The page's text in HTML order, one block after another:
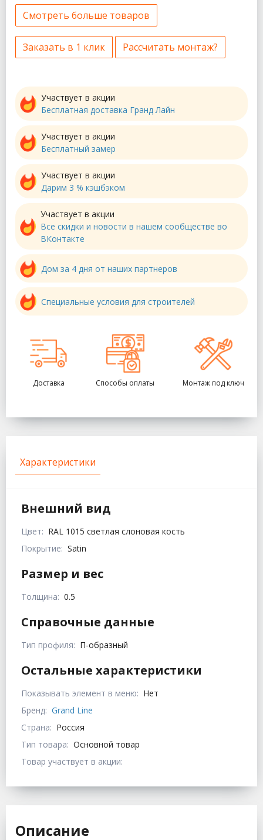
Смотреть больше товаров
Заказать в 1 клик Рассчитать монтаж?
Участвует в акции
Бесплатная доставка Гранд Лайн
Участвует в акции
Бесплатный замер
Участвует в акции
Дарим 3 % кэшбэком
Участвует в акции
Все скидки и новости в нашем сообществе во
ВКонтакте
Дом за 4 дня от наших партнеров
Специальные условия для строителей
Доставка Способы оплаты Монтаж под ключ
Характеристики
Внешний вид
Цвет: RAL 1015 светлая слоновая кость
Покрытие: Satin
Размер и вес
Толщина: 0.5
Справочные данные
Тип профиля: П-образный
Остальные характеристики
Показывать элемент в меню: Нет
Бренд: Grand Line
Страна: Россия
Тип товара: Основной товар
Товар участвует в акции:
Описание